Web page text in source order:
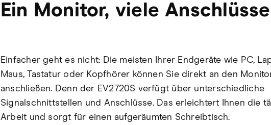
Ein Monitor, viele Anschlüsse
Einfacher geht es nicht: Die meisten Ihrer Endgeräte wie PC,
Maus, Tastatur oder Kopfhörer können Sie direkt an den
anschließen. Denn der EV2720S verfügt über unterschiedliche
Signalschnittstellen und Anschlüsse. Das erleichtert Ihnen die
Arbeit und sorgt für einen aufgeräumten Schreibtisch.